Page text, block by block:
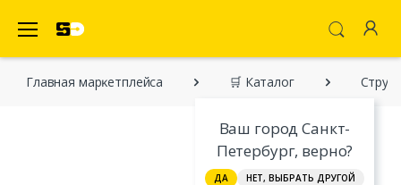
Ваш город Санкт-
Петербург, верно?
ДА НЕТ, ВЫБРАТЬ ДРУГОЙ
Главная марĸетплейса 🛒 Каталог